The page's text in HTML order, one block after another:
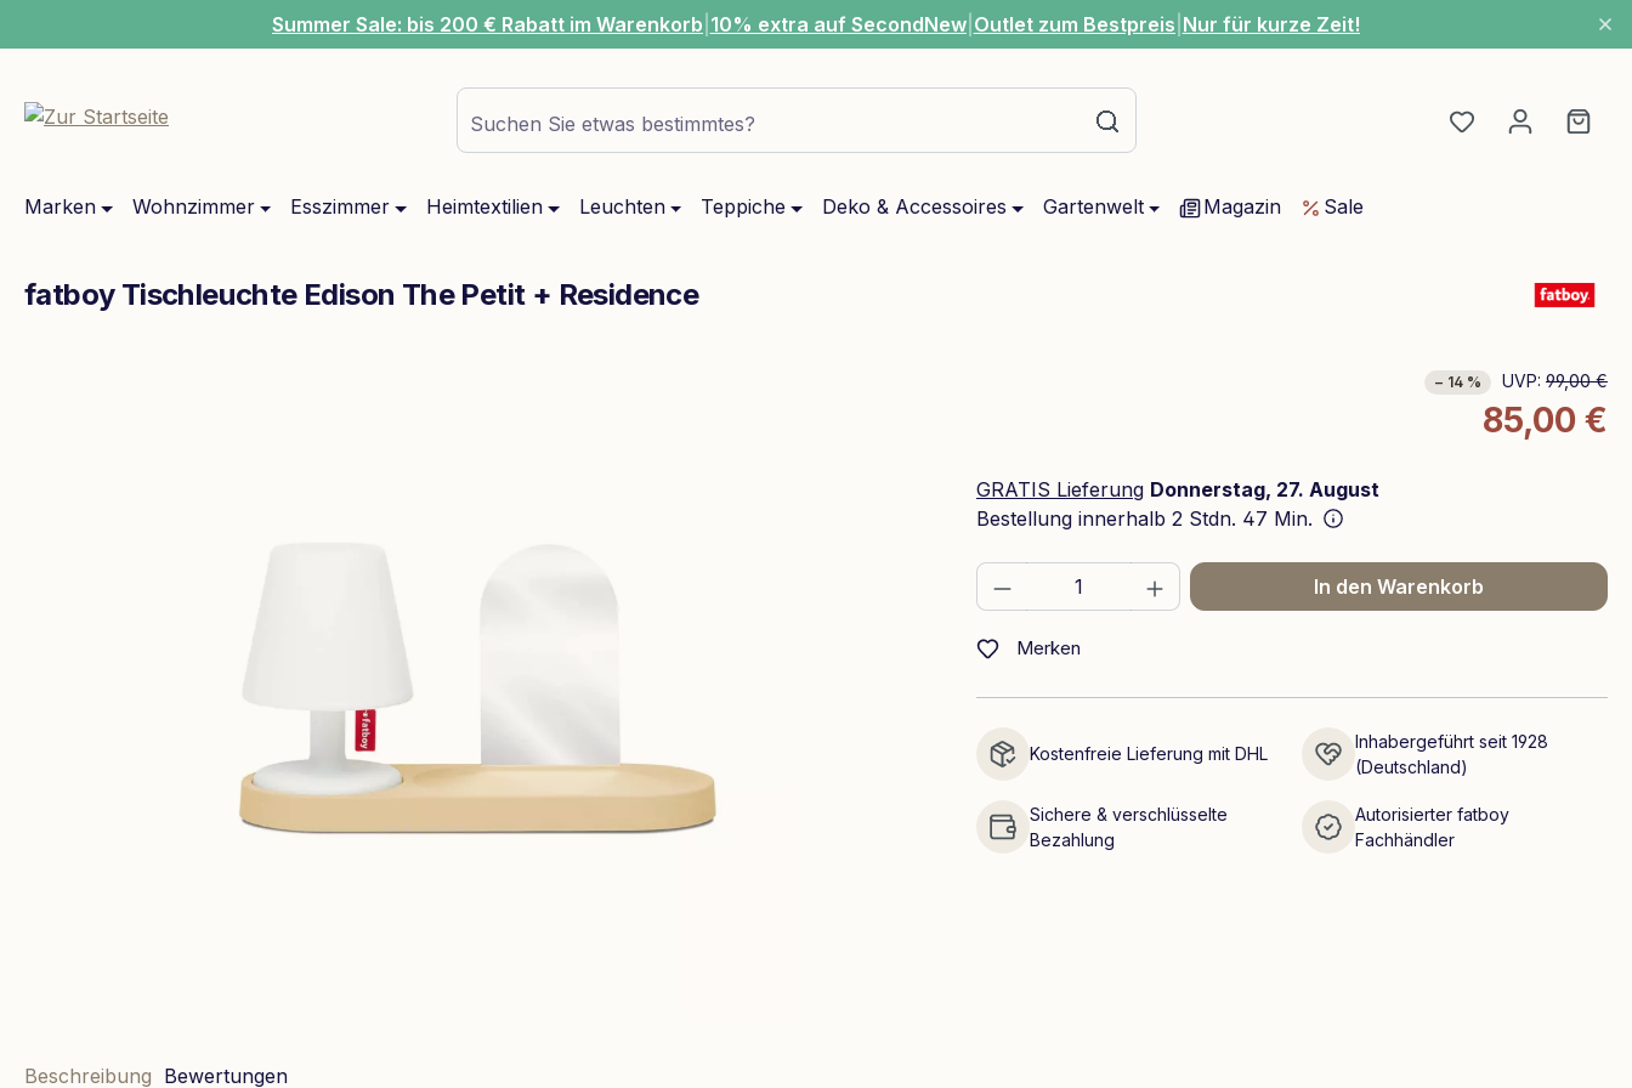
Zur Hauptnavigation springenSummer Sale: bis 200 € Rabatt im Warenkorb 10% extra auf SecondNew Outlet zum Bestpreis Nur für kurze Zeit!
Suchen Sie etwas bestimmtes? Du hast 0
Marken Wohnzimmer Esszimmer Heimtextilien Leuchten Teppiche Deko & Accessoires Gartenwelt Magazin Sale
fatboy Tischleuchte Edison The Petit + Residence
− 14 % UVP: 99,00 €
85,00 €
GRATIS Lieferung Donnerstag, 27. August
Bestellung innerhalb 2 Stdn. 47 Min.
Produkt Anzahl: Gib den gewünschten Wert
In den Warenkorb
Merken
Kostenfreie Lieferung mit DHL
Inhabergeführt seit 1928
(Deutschland)
Sichere & verschlüsselte
Bezahlung
Autorisierter fatboy
Fachhändler
Beschreibung Bewertungen